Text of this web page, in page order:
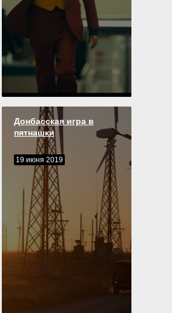
Донбасская игра в
пятнашки
19 июня 2019